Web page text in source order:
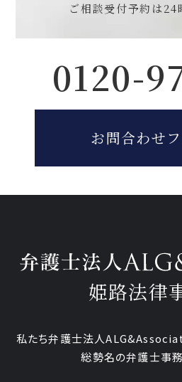
ご相談受付予約は24
0120-
お問合わせ
姫路法律
私たち弁護士法人
総勢名の弁護士事